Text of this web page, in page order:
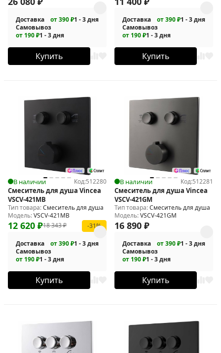
Доставка от 390 ₽1 - 3 дня
Самовывоз
от 190 ₽1 - 3 дня
Купить
Доставка от 390 ₽1 - 3 дня
Самовывоз
от 190 ₽1 - 3 дня
Купить
В наличии Код:512280
Смеситель для душа Vincea
VSCV-421MB
Тип товара:Смеситель для душа
Модель:VSCV-421MB
18 343₽
12 620 ₽ -31%
Доставка от 390 ₽1 - 3 дня
Самовывоз
от 190 ₽1 - 3 дня
Купить
В наличии Код:512281
Смеситель для душа Vincea
VSCV-421GM
Тип товара:Смеситель для душа
Модель:VSCV-421GM
16 890 ₽
Доставка от 390 ₽1 - 3 дня
Самовывоз
от 190 ₽1 - 3 дня
Купить